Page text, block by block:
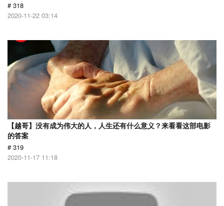
# 318
2020-11-22 03:14
【越哥】没有成为伟大的人，人生还有什么意义？来看看这部电影
的答案
# 319
2020-11-17 11:18